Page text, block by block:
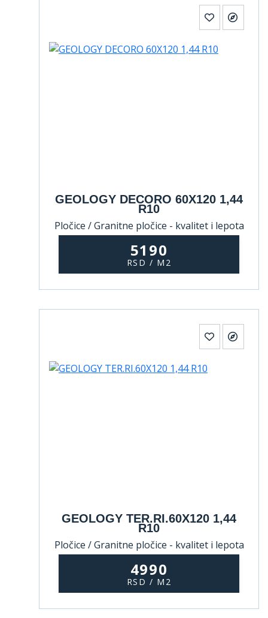
GEOLOGY DECORO 60X120 1,44
R10
Pločice / Granitne pločice - kvalitet i lepota
5190
RSD / M2
GEOLOGY TER.RI.60X120 1,44
R10
Pločice / Granitne pločice - kvalitet i lepota
4990
RSD / M2